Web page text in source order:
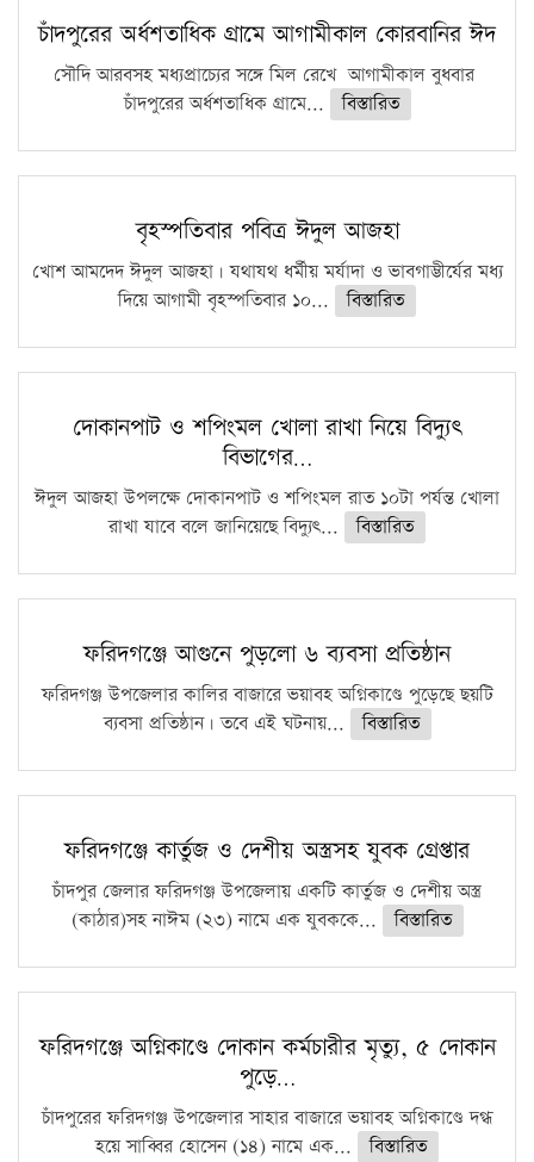
চাঁদপুরের অর্ধশতাধিক গ্রামে আগামীকাল কোরবানির ঈদ
সৌদি আরবসহ মধ্যপ্রাচ্যের সঙ্গে মিল রেখে আগামীকাল বুধবার
চাঁদপুরের অর্ধশতাধিক গ্রামে...
বিস্তারিত
বৃহস্পতিবার পবিত্র ঈদুল আজহা
খোশ আমদেদ ঈদুল আজহা। যথাযথ ধর্মীয় মর্যাদা ও ভাবগাম্ভীর্যের মধ্য
দিয়ে আগামী বৃহস্পতিবার ১০...
বিস্তারিত
দোকানপাট ও শপিংমল খোলা রাখা নিয়ে বিদ্যুৎ
বিভাগের…
ঈদুল আজহা উপলক্ষে দোকানপাট ও শপিংমল রাত ১০টা পর্যন্ত খোলা
রাখা যাবে বলে জানিয়েছে বিদ্যুৎ...
বিস্তারিত
ফরিদগঞ্জে আগুনে পুড়লো ৬ ব্যবসা প্রতিষ্ঠান
ফরিদগঞ্জ উপজেলার কালির বাজারে ভয়াবহ অগ্নিকাণ্ডে পুড়েছে ছয়টি
ব্যবসা প্রতিষ্ঠান। তবে এই ঘটনায়...
বিস্তারিত
ফরিদগঞ্জে কার্তুজ ও দেশীয় অস্ত্রসহ যুবক গ্রেপ্তার
চাঁদপুর জেলার ফরিদগঞ্জ উপজেলায় একটি কার্তুজ ও দেশীয় অস্ত্র
(কাঠার)সহ নাঈম (২৩) নামে এক যুবককে...
বিস্তারিত
ফরিদগঞ্জে অগ্নিকাণ্ডে দোকান কর্মচারীর মৃত্যু, ৫ দোকান
পুড়ে…
চাঁদপুরের ফরিদগঞ্জ উপজেলার সাহার বাজারে ভয়াবহ অগ্নিকাণ্ডে দগ্ধ
হয়ে সাব্বির হোসেন (১৪) নামে এক...
বিস্তারিত